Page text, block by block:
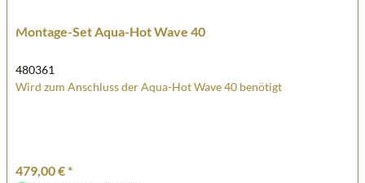
Montage-Set Aqua-Hot Wave 40
480361
Wird zum Anschluss der Aqua-Hot Wave 40 benötigt
479,00 € *